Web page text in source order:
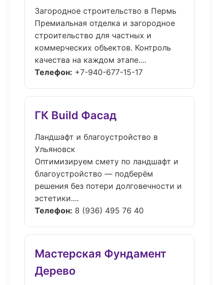
Загородное строительство в Пермь
Премиальная отделка и загородное
строительство для частных и
коммерческих объектов. Контроль
качества на каждом этапе....
Телефон: +7-940-677-15-17
ГК Build Фасад
Ландшафт и благоустройство в
Ульяновск
Оптимизируем смету по ландшафт и
благоустройство — подберём
решения без потери долговечности и
эстетики....
Телефон: 8 (936) 495 76 40
Мастерская Фундамент
Дерево